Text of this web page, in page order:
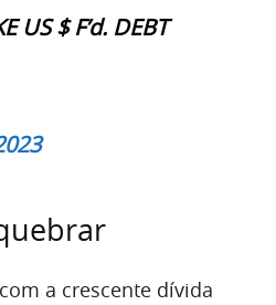
US $ F’d. DEBT
a crescente dívida